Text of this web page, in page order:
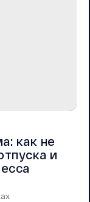
как не
и